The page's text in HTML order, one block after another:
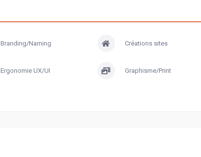
Branding/Naming Créations sites
Ergonomie UX/UI Graphisme/Print